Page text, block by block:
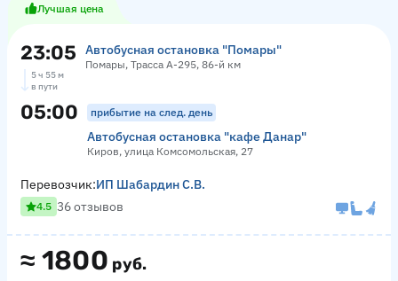
Лучшая цена
23:05 Автобусная остановка "Помары"
Помары, Трасса А-295, 86-й км
5 ч 55 м
в пути
05:00 прибытие на след. день
Автобусная остановка "кафе Данар"
Киров, улица Комсомольская, 27
≈ 1800 руб.
Перевозчик:ИП Шабардин С.В.
4.5 36 отзывов